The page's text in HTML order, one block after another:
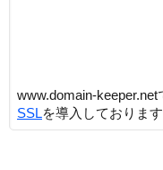
www.domain-
SSLを導入しております